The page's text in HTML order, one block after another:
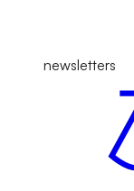
newsletters